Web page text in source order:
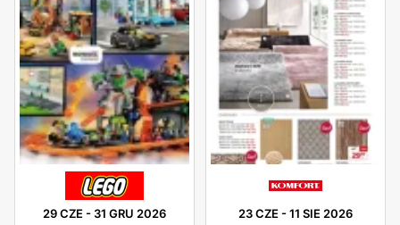
29 CZE - 31 GRU 2026 23 CZE -11 SIE 2026